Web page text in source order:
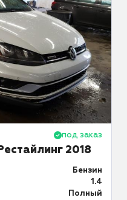
под заказ
2018
Бензин
1.4
Полный